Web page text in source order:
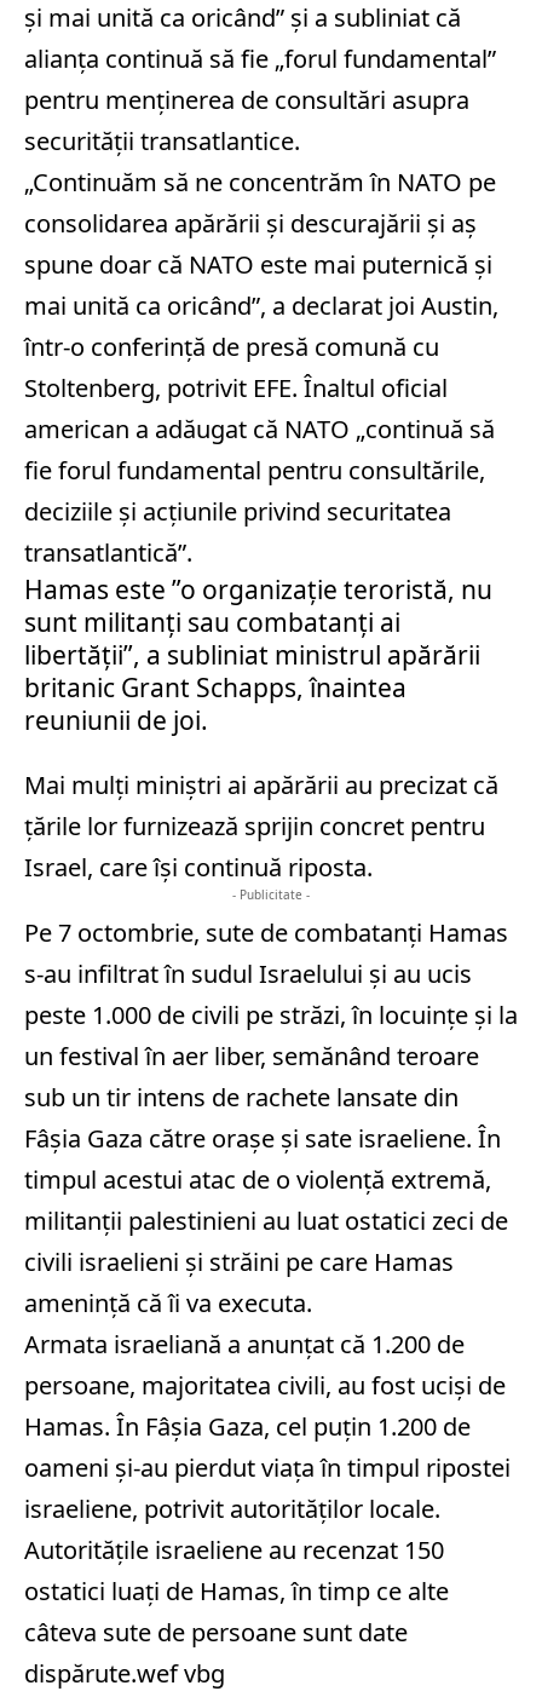
şi mai unită ca oricând” şi a subliniat că
alianţa continuă să fie „forul fundamental”
pentru menţinerea de consultări asupra
securităţii transatlantice.
„Continuăm să ne concentrăm în NATO pe
consolidarea apărării şi descurajării şi aş
spune doar că NATO este mai puternică şi
mai unită ca oricând”, a declarat joi Austin,
într-o conferinţă de presă comună cu
Stoltenberg, potrivit EFE. Înaltul oficial
american a adăugat că NATO „continuă să
fie forul fundamental pentru consultările,
deciziile şi acţiunile privind securitatea
transatlantică”.
Hamas este ”o organizaţie teroristă, nu
sunt militanţi sau combatanţi ai
libertăţii”, a subliniat ministrul apărării
britanic Grant Schapps, înaintea
reuniunii de joi.
Mai mulţi miniştri ai apărării au precizat că
ţările lor furnizează sprijin concret pentru
Israel, care îşi continuă riposta.
- Publicitate -
Pe 7 octombrie, sute de combatanţi Hamas
s-au infiltrat în sudul Israelului şi au ucis
peste 1.000 de civili pe străzi, în locuinţe şi la
un festival în aer liber, semănând teroare
sub un tir intens de rachete lansate din
Fâşia Gaza către oraşe şi sate israeliene. În
timpul acestui atac de o violenţă extremă,
militanţii palestinieni au luat ostatici zeci de
civili israelieni şi străini pe care Hamas
ameninţă că îi va executa.
Armata israeliană a anunţat că 1.200 de
persoane, majoritatea civili, au fost ucişi de
Hamas. În Fâşia Gaza, cel puţin 1.200 de
oameni şi-au pierdut viaţa în timpul ripostei
israeliene, potrivit autorităţilor locale.
Autorităţile israeliene au recenzat 150
ostatici luaţi de Hamas, în timp ce alte
câteva sute de persoane sunt date
dispărute.wef vbg